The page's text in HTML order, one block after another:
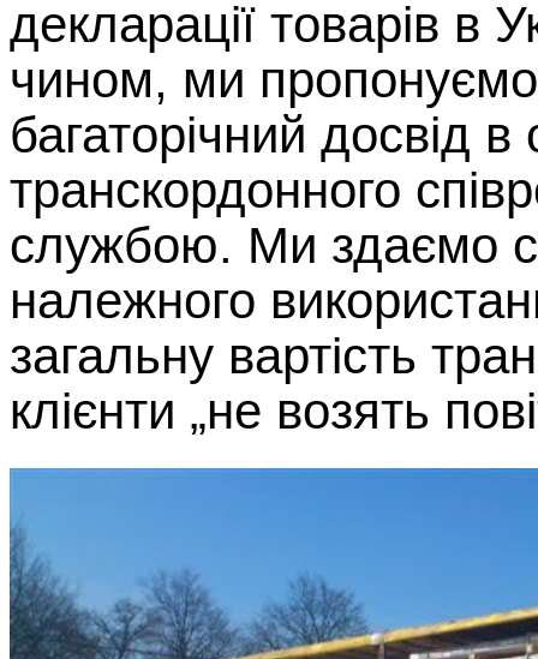
декларації товарів в
чином, ми
багаторічний досвід в
транскордонного
службою. Ми здаємо
належного
загальну вартість
клієнти „не возять